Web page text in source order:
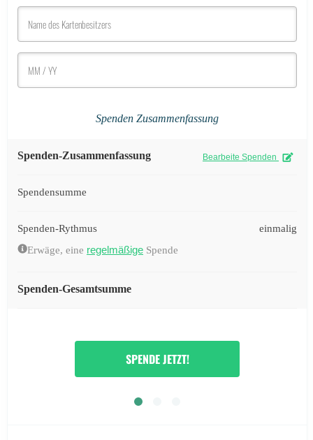
Spenden Zusammenfassung
Spenden-Zusammenfassung Bearbeite Spenden
Spendensumme
Spenden-Rythmus
Erwäge, eine regelmäßige Spende
einmalig
Spenden-Gesamtsumme